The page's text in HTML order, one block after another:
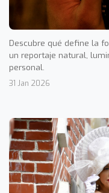
Descubre qué define la
un reportaje natural,
personal.
31 Jan 2026